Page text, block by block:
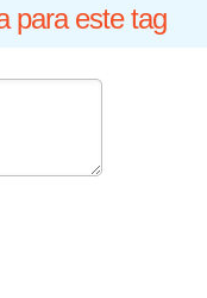
para este tag